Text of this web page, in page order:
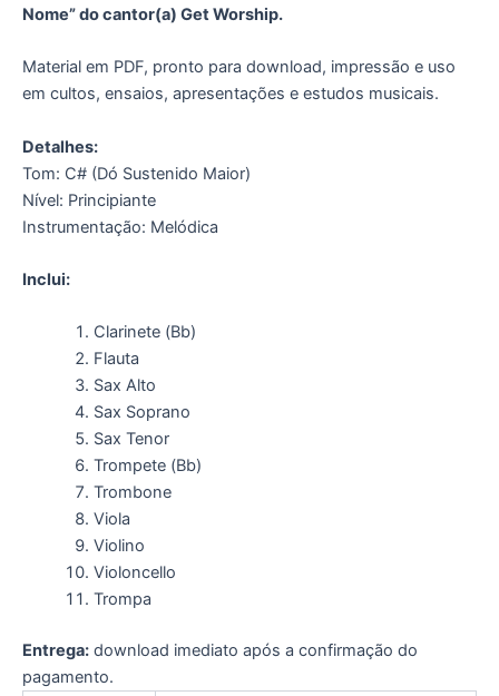
Nome” do cantor(a) Get Worship.
Material em PDF, pronto para download, impressão e uso
em cultos, ensaios, apresentações e estudos musicais.
Detalhes:
Tom: C# (Dó Sustenido Maior)
Nível: Principiante
Instrumentação: Melódica
Inclui:
Clarinete (Bb)
Flauta
Sax Alto
Sax Soprano
Sax Tenor
Trompete (Bb)
Trombone
Viola
Violino
Violoncello
Trompa
Entrega: download imediato após a confirmação do
pagamento.